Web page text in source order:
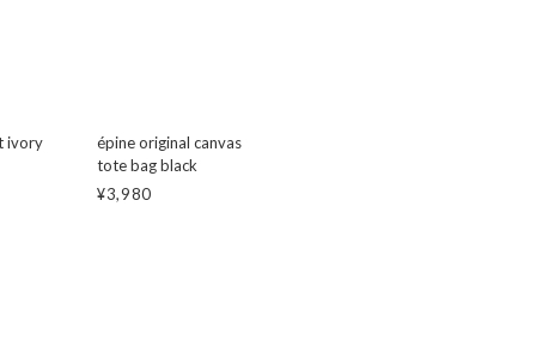
ivory
épine original canvas
tote bag black
¥3,980